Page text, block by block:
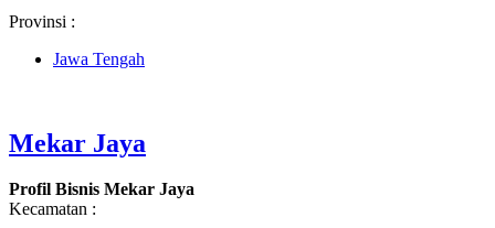
Provinsi :
Jawa Tengah
Mekar Jaya
Profil Bisnis Mekar Jaya
Kecamatan :